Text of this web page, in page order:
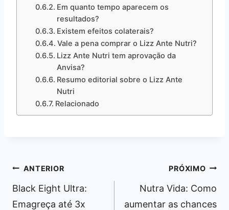
Em quanto tempo aparecem os
resultados?
Existem efeitos colaterais?
Vale a pena comprar o Lizz Ante Nutri?
Lizz Ante Nutri tem aprovação da
Anvisa?
Resumo editorial sobre o Lizz Ante
Nutri
Relacionado
Navegação
de
Post
ANTERIOR
Black Eight Ultra:
Emagreça até 3x
PRÓXIMO
Nutra Vida: Como
aumentar as chances